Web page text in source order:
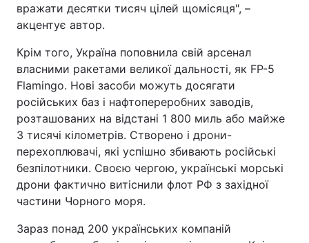
вражати десятки тисяч цілей щомісяця", –
акцентує автор.
Крім того, Україна поповнила свій арсенал
власними ракетами великої дальності, як FP-5
Flamingo. Нові засоби можуть досягати
російських баз і нафтопереробних заводів,
розташованих на відстані 1 800 миль або майже
3 тисячі кілометрів. Створено і дрони-
перехоплювачі, які успішно збивають російські
безпілотники. Своєю чергою, українські морські
дрони фактично витіснили флот РФ з західної
частини Чорного моря.
Зараз понад 200 українських компаній